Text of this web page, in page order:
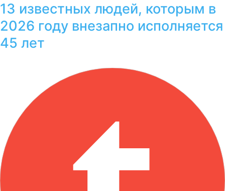
13 известных людей, которым в
2026 году внезапно исполняется
45 лет